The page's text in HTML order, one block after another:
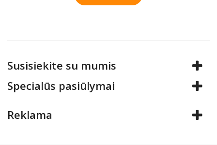
Susisiekite su mumis
Specialūs pasiūlymai
Reklama